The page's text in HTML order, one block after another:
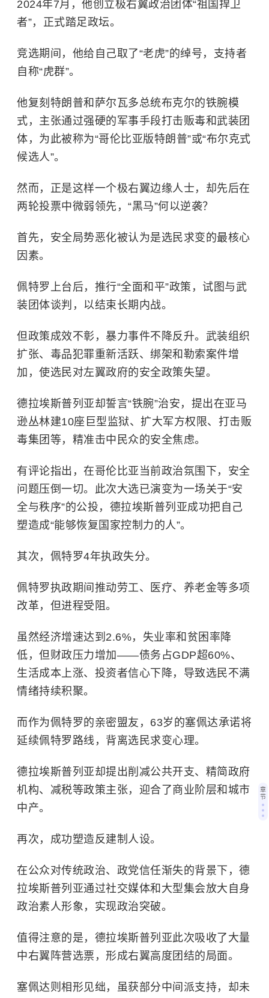
2024年7月，他创立极右翼政治团体“祖国捍卫
者”，正式踏足政坛。
竞选期间，他给自己取了“老虎”的绰号，支持者
自称“虎群”。
他复刻特朗普和萨尔瓦多总统布克尔的铁腕模
式，主张通过强硬的军事手段打击贩毒和武装团
体，为此被称为“哥伦比亚版特朗普”或“布尔克式
候选人”。
然而，正是这样一个极右翼边缘人士，却先后在
两轮投票中微弱领先，“黑马”何以逆袭？
首先，安全局势恶化被认为是选民求变的最核心
因素。
佩特罗上台后，推行“全面和平”政策，试图与武
装团体谈判，以结束长期内战。
但政策成效不彰，暴力事件不降反升。武装组织
扩张、毒品犯罪重新活跃、绑架和勒索案件增
加，使选民对左翼政府的安全政策失望。
德拉埃斯普列亚却誓言“铁腕”治安，提出在亚马
逊丛林建10座巨型监狱、扩大军方权限、打击贩
毒集团等，精准击中民众的安全焦虑。
有评论指出，在哥伦比亚当前政治氛围下，安全
问题压倒一切。此次大选已演变为一场关于“安
全与秩序”的公投，德拉埃斯普列亚成功把自己
塑造成“能够恢复国家控制力的人”。
其次，佩特罗4年执政失分。
佩特罗执政期间推动劳工、医疗、养老金等多项
改革，但进程受阻。
虽然经济增速达到2.6%，失业率和贫困率降
低，但财政压力增加——债务占GDP超60%、
生活成本上涨、投资者信心下降，导致选民不满
情绪持续积聚。
而作为佩特罗的亲密盟友，63岁的塞佩达承诺将
延续佩特罗路线，背离选民求变心理。
德拉埃斯普列亚却提出削减公共开支、精简政府
机构、减税等政策主张，迎合了商业阶层和城市
中产。
再次，成功塑造反建制人设。
在公众对传统政治、政党信任渐失的背景下，德
拉埃斯普列亚通过社交媒体和大型集会放大自身
政治素人形象，实现政治突破。
值得注意的是，德拉埃斯普列亚此次吸收了大量
中右翼阵营选票，形成右翼高度团结的局面。
塞佩达则相形见绌，虽获部分中间派支持，却未
章
节